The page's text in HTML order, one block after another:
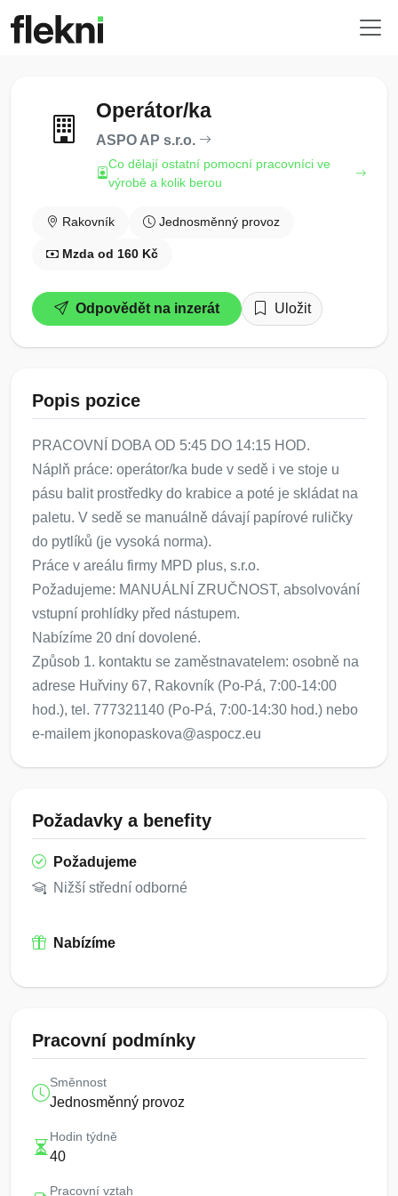
Operátor/ka
ASPO AP s.r.o.
Co dělají ostatní pomocní pracovníci ve
výrobě a kolik berou
Rakovník Jednosměnný provoz
Mzda od 160 Kč
Odpovědět na inzerát Uložit
Popis pozice
PRACOVNÍ DOBA OD 5:45 DO 14:15 HOD.
Náplň práce: operátor/ka bude v sedě i ve stoje u
pásu balit prostředky do krabice a poté je skládat na
paletu. V sedě se manuálně dávají papírové ruličky
do pytlíků (je vysoká norma).
Práce v areálu firmy MPD plus, s.r.o.
Požadujeme: MANUÁLNÍ ZRUČNOST, absolvování
vstupní prohlídky před nástupem.
Nabízíme 20 dní dovolené.
Způsob 1. kontaktu se zaměstnavatelem: osobně na
adrese Huřviny 67, Rakovník (Po-Pá, 7:00-14:00
hod.), tel. 777321140 (Po-Pá, 7:00-14:30 hod.) nebo
e-mailem jkonopaskova@aspocz.eu
Požadavky a benefity
Požadujeme
Nižší střední odborné
Nabízíme
Pracovní podmínky
Směnnost
Jednosměnný provoz
Hodin týdně
40
Pracovní vztah